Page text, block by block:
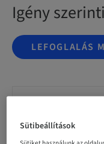
Igény
LEFOGLALÁS
Sütibeállítások